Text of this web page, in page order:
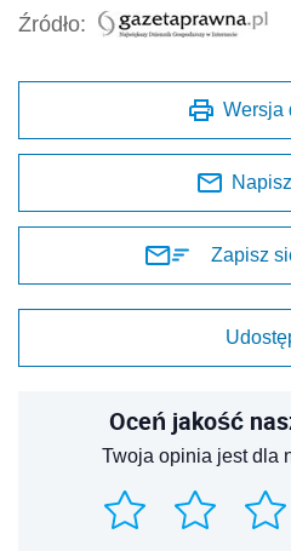
Źródło:
Wersja
Zapisz
Oceń jakość
Twoja opinia jest dla